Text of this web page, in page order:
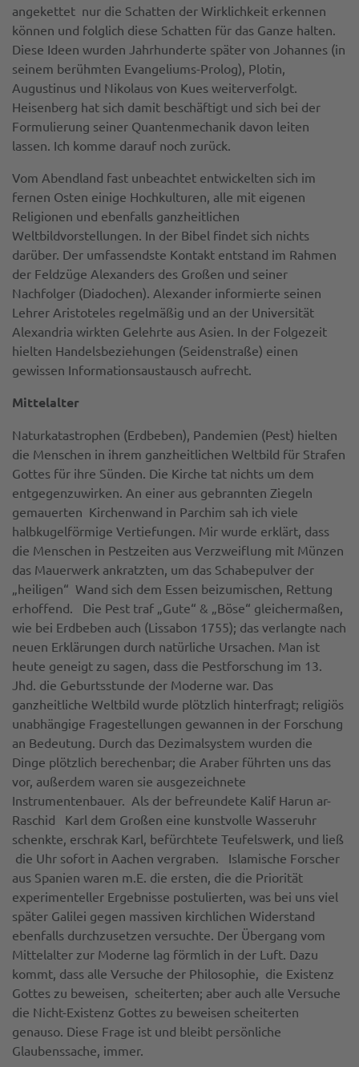
angekettet nur die Schatten der Wirklichkeit erkennen
können und folglich diese Schatten für das Ganze halten.
Diese Ideen wurden Jahrhunderte später von Johannes (in
seinem berühmten Evangeliums-Prolog), Plotin,
Augustinus und Nikolaus von Kues weiterverfolgt.
Heisenberg hat sich damit beschäftigt und sich bei der
Formulierung seiner Quantenmechanik davon leiten
lassen. Ich komme darauf noch zurück.
Vom Abendland fast unbeachtet entwickelten sich im
fernen Osten einige Hochkulturen, alle mit eigenen
Religionen und ebenfalls ganzheitlichen
Weltbildvorstellungen. In der Bibel findet sich nichts
darüber. Der umfassendste Kontakt entstand im Rahmen
der Feldzüge Alexanders des Großen und seiner
Nachfolger (Diadochen). Alexander informierte seinen
Lehrer Aristoteles regelmäßig und an der Universität
Alexandria wirkten Gelehrte aus Asien. In der Folgezeit
hielten Handelsbeziehungen (Seidenstraße) einen
gewissen Informationsaustausch aufrecht.
Mittelalter
Naturkatastrophen (Erdbeben), Pandemien (Pest) hielten
die Menschen in ihrem ganzheitlichen Weltbild für Strafen
Gottes für ihre Sünden. Die Kirche tat nichts um dem
entgegenzuwirken. An einer aus gebrannten Ziegeln
gemauerten Kirchenwand in Parchim sah ich viele
halbkugelförmige Vertiefungen. Mir wurde erklärt, dass
die Menschen in Pestzeiten aus Verzweiflung mit Münzen
das Mauerwerk ankratzten, um das Schabepulver der
„heiligen“ Wand sich dem Essen beizumischen, Rettung
erhoffend. Die Pest traf „Gute“ & „Böse“ gleichermaßen,
wie bei Erdbeben auch (Lissabon 1755); das verlangte nach
neuen Erklärungen durch natürliche Ursachen. Man ist
heute geneigt zu sagen, dass die Pestforschung im 13.
Jhd. die Geburtsstunde der Moderne war. Das
ganzheitliche Weltbild wurde plötzlich hinterfragt; religiös
unabhängige Fragestellungen gewannen in der Forschung
an Bedeutung. Durch das Dezimalsystem wurden die
Dinge plötzlich berechenbar; die Araber führten uns das
vor, außerdem waren sie ausgezeichnete
Instrumentenbauer. Als der befreundete Kalif Harun ar-
Raschid Karl dem Großen eine kunstvolle Wasseruhr
schenkte, erschrak Karl, befürchtete Teufelswerk, und ließ
die Uhr sofort in Aachen vergraben. Islamische Forscher
aus Spanien waren m.E. die ersten, die die Priorität
experimenteller Ergebnisse postulierten, was bei uns viel
später Galilei gegen massiven kirchlichen Widerstand
ebenfalls durchzusetzen versuchte. Der Übergang vom
Mittelalter zur Moderne lag förmlich in der Luft. Dazu
kommt, dass alle Versuche der Philosophie, die Existenz
Gottes zu beweisen, scheiterten; aber auch alle Versuche
die Nicht-Existenz Gottes zu beweisen scheiterten
genauso. Diese Frage ist und bleibt persönliche
Glaubenssache, immer.